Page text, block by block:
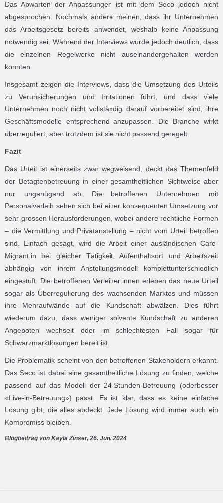
Das Abwarten der Anpassungen ist mit dem Seco jedoch nicht
abgesprochen. Nochmals andere meinen, dass ihr Unternehmen
das Arbeitsgesetz bereits anwendet, weshalb keine Anpassung
notwendig sei. Während der Interviews wurde jedoch deutlich, dass
die einzelnen Regelwerke nicht auseinandergehalten werden
konnten.
Insgesamt zeigen die Interviews, dass die Umsetzung des Urteils
zu Verunsicherungen und Irritationen führt, und dass viele
Unternehmen noch nicht vollständig darauf vorbereitet sind, ihre
Geschäftsmodelle entsprechend anzupassen. Die Branche wirkt
überreguliert, aber trotzdem ist sie nicht passend geregelt.
Fazit
Das Urteil ist einerseits zwar wegweisend, deckt das Themenfeld
der Betagtenbetreuung in einer gesamtheitlichen Sichtweise aber
nur ungenügend ab. Die betroffenen Unternehmen mit
Personalverleih sehen sich bei einer konsequenten Umsetzung vor
sehr grossen Herausforderungen, wobei andere rechtliche Formen
– die Vermittlung und Privatanstellung – nicht vom Urteil betroffen
sind. Einfach gesagt, wird die Arbeit einer ausländischen Care-
Migrant:in bei gleicher Tätigkeit, Aufenthaltsort und Arbeitszeit
abhängig von ihrem Anstellungsmodell komplettunterschiedlich
eingestuft. Die betroffenen Verleiher:innen erleben das neue Urteil
sogar als Überregulierung des wachsenden Marktes und müssen
ihre Mehraufwände auf die Kundschaft abwälzen. Dies führt
wiederum dazu, dass weniger solvente Kundschaft zu anderen
Angeboten wechselt oder im schlechtesten Fall sogar für
Schwarzmarktlösungen bereit ist.
Die Problematik scheint von den betroffenen Stakeholdern erkannt.
Das Seco ist dabei eine gesamtheitliche Lösung zu finden, welche
passend auf das Modell der 24-Stunden-Betreuung (oderbesser
«Live-in-Betreuung») passt. Es ist klar, dass es keine einfache
Lösung gibt, die alles abdeckt. Jede Lösung wird immer auch ein
Kompromiss bleiben.
Blogbeitrag von Kayla Zinser, 26. Juni 2024